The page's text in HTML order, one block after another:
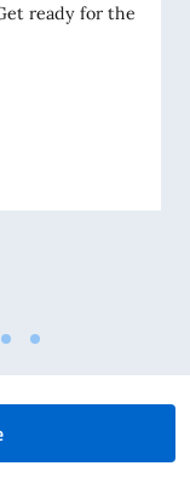
ready for the
2023